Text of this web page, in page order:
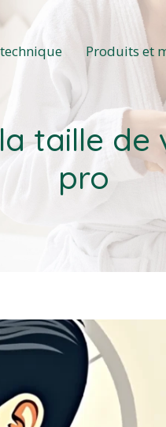
Produits et
taille
pro